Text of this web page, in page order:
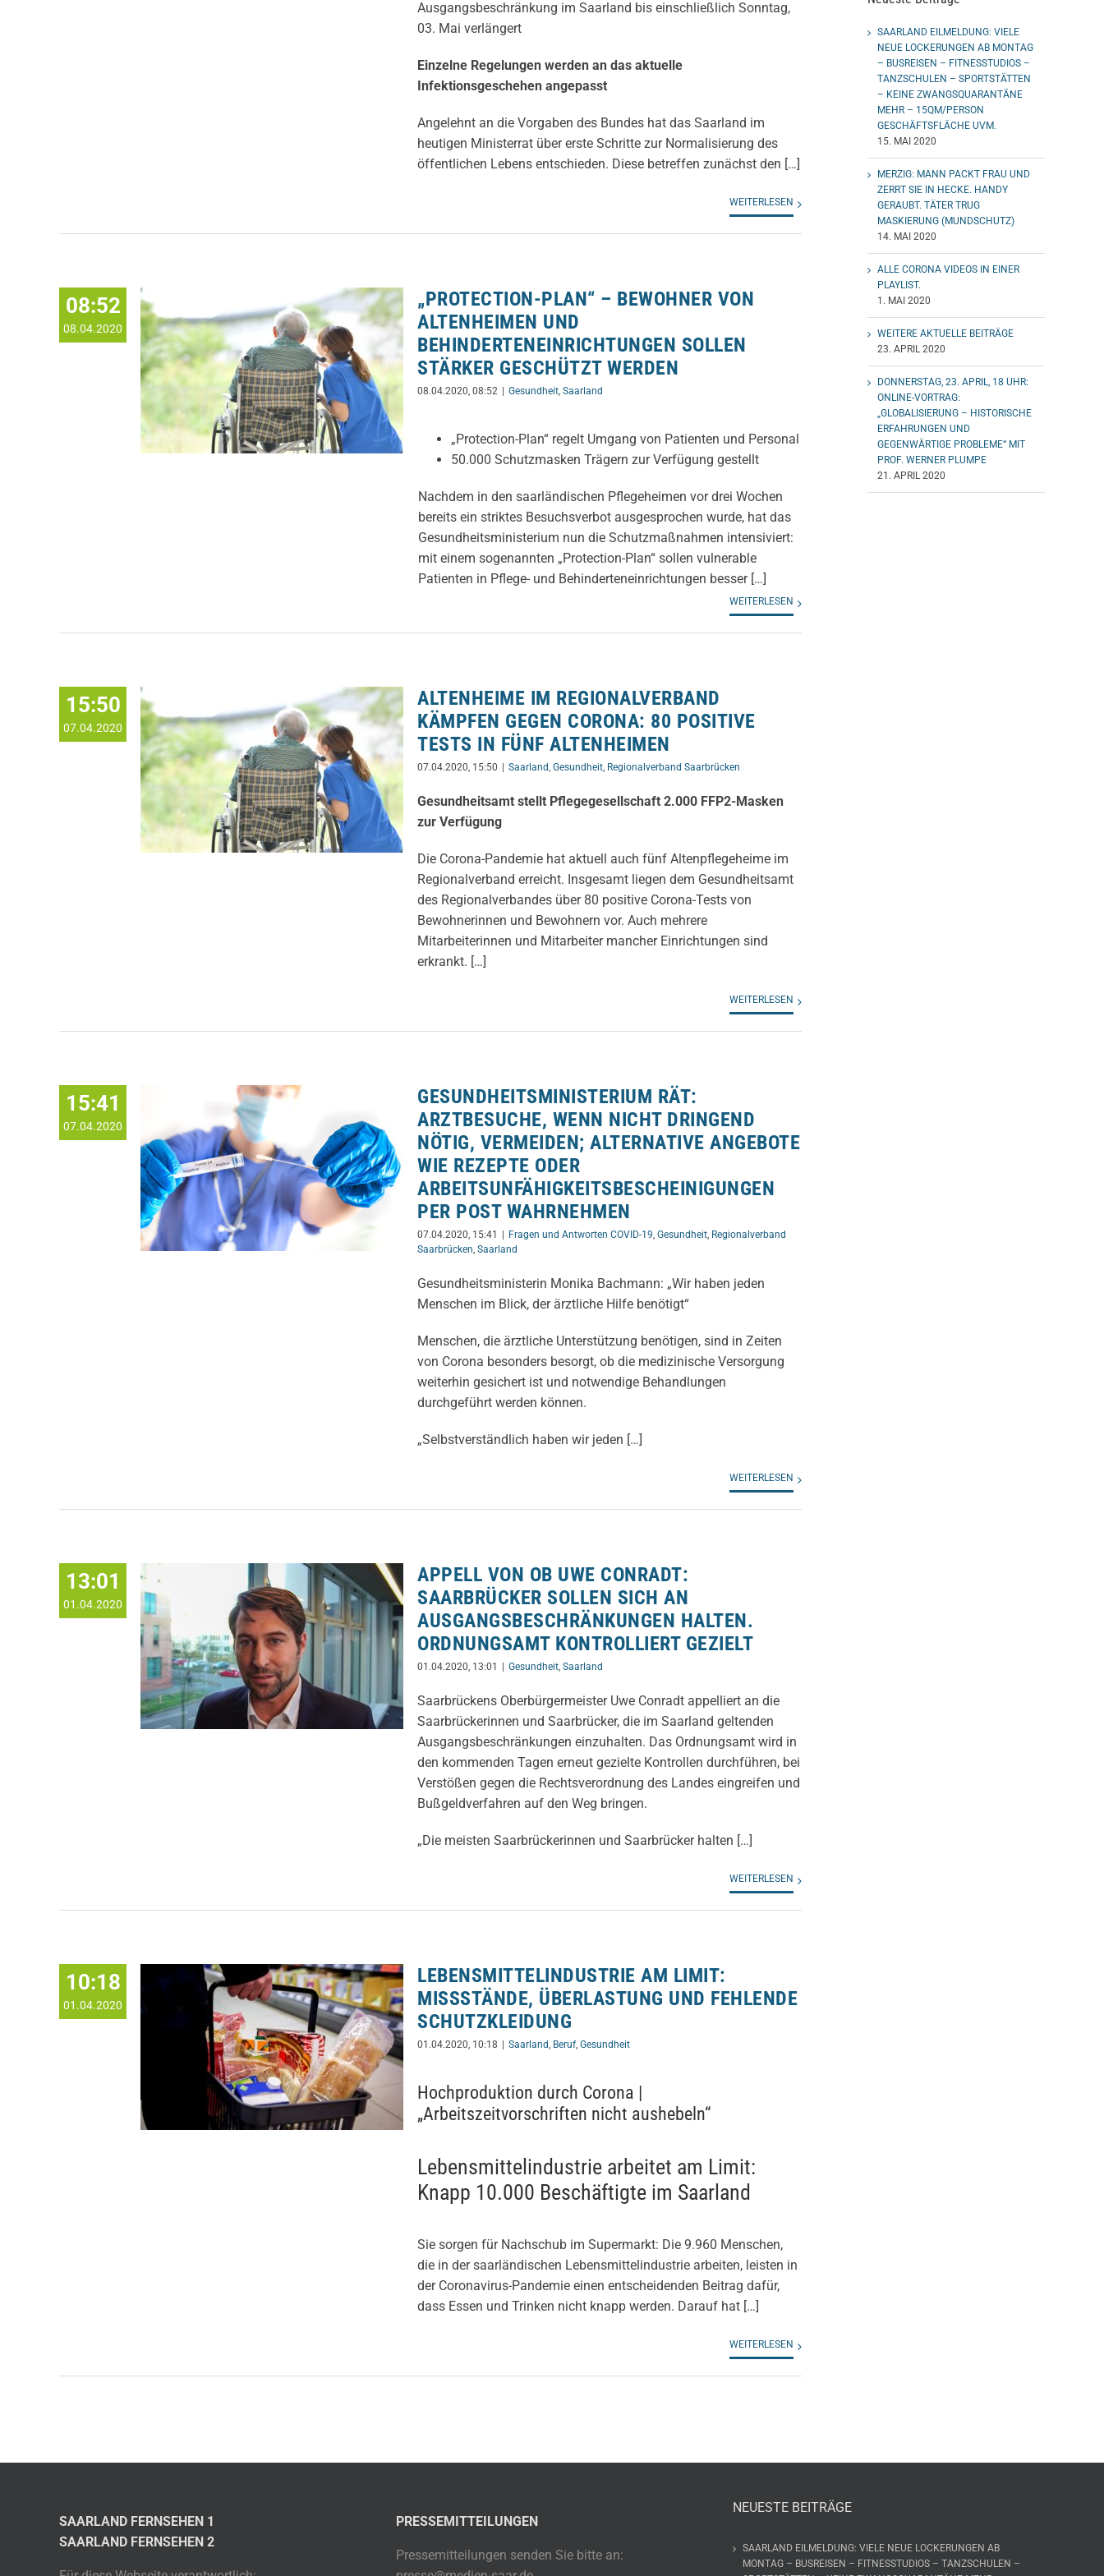
Ausgangsbeschränkung im Saarland bis einschließlich Sonntag,
03. Mai verlängert
Einzelne Regelungen werden an das aktuelle
Infektionsgeschehen angepasst
Angelehnt an die Vorgaben des Bundes hat das Saarland im
heutigen Ministerrat über erste Schritte zur Normalisierung des
öffentlichen Lebens entschieden. Diese betreffen zunächst den […]
WEITERLESEN
08:52
08.04.2020
„PROTECTION-PLAN“ – BEWOHNER VON
ALTENHEIMEN UND
BEHINDERTENEINRICHTUNGEN SOLLEN
STÄRKER GESCHÜTZT WERDEN
08.04.2020, 08:52 Gesundheit, Saarland
„Protection-Plan“ regelt Umgang von Patienten und Personal
50.000 Schutzmasken Trägern zur Verfügung gestellt
Nachdem in den saarländischen Pflegeheimen vor drei Wochen
bereits ein striktes Besuchsverbot ausgesprochen wurde, hat das
Gesundheitsministerium nun die Schutzmaßnahmen intensiviert:
mit einem sogenannten „Protection-Plan“ sollen vulnerable
Patienten in Pflege- und Behinderteneinrichtungen besser […]
WEITERLESEN
15:50
07.04.2020
ALTENHEIME IM REGIONALVERBAND
KÄMPFEN GEGEN CORONA: 80 POSITIVE
TESTS IN FÜNF ALTENHEIMEN
07.04.2020, 15:50 Saarland, Gesundheit, Regionalverband Saarbrücken
Gesundheitsamt stellt Pflegegesellschaft 2.000 FFP2-Masken
zur Verfügung
Die Corona-Pandemie hat aktuell auch fünf Altenpflegeheime im
Regionalverband erreicht. Insgesamt liegen dem Gesundheitsamt
des Regionalverbandes über 80 positive Corona-Tests von
Bewohnerinnen und Bewohnern vor. Auch mehrere
Mitarbeiterinnen und Mitarbeiter mancher Einrichtungen sind
erkrankt. […]
WEITERLESEN
15:41
07.04.2020
GESUNDHEITSMINISTERIUM RÄT:
ARZTBESUCHE, WENN NICHT DRINGEND
NÖTIG, VERMEIDEN; ALTERNATIVE ANGEBOTE
WIE REZEPTE ODER
ARBEITSUNFÄHIGKEITSBESCHEINIGUNGEN
PER POST WAHRNEHMEN
07.04.2020, 15:41 Fragen und Antworten COVID-19, Gesundheit, Regionalverband
Saarbrücken, Saarland
Gesundheitsministerin Monika Bachmann: „Wir haben jeden
Menschen im Blick, der ärztliche Hilfe benötigt“
Menschen, die ärztliche Unterstützung benötigen, sind in Zeiten
von Corona besonders besorgt, ob die medizinische Versorgung
weiterhin gesichert ist und notwendige Behandlungen
durchgeführt werden können.
„Selbstverständlich haben wir jeden […]
WEITERLESEN
13:01
01.04.2020
APPELL VON OB UWE CONRADT:
SAARBRÜCKER SOLLEN SICH AN
AUSGANGSBESCHRÄNKUNGEN HALTEN.
ORDNUNGSAMT KONTROLLIERT GEZIELT
01.04.2020, 13:01 Gesundheit, Saarland
Saarbrückens Oberbürgermeister Uwe Conradt appelliert an die
Saarbrückerinnen und Saarbrücker, die im Saarland geltenden
Ausgangsbeschränkungen einzuhalten. Das Ordnungsamt wird in
den kommenden Tagen erneut gezielte Kontrollen durchführen, bei
Verstößen gegen die Rechtsverordnung des Landes eingreifen und
Bußgeldverfahren auf den Weg bringen.
„Die meisten Saarbrückerinnen und Saarbrücker halten […]
WEITERLESEN
10:18
01.04.2020
LEBENSMITTELINDUSTRIE AM LIMIT:
MISSSTÄNDE, ÜBERLASTUNG UND FEHLENDE
SCHUTZKLEIDUNG
01.04.2020, 10:18 Saarland, Beruf, Gesundheit
Hochproduktion durch Corona |
„Arbeitszeitvorschriften nicht aushebeln“
Lebensmittelindustrie arbeitet am Limit:
Knapp 10.000 Beschäftigte im Saarland
Sie sorgen für Nachschub im Supermarkt: Die 9.960 Menschen,
die in der saarländischen Lebensmittelindustrie arbeiten, leisten in
der Coronavirus-Pandemie einen entscheidenden Beitrag dafür,
dass Essen und Trinken nicht knapp werden. Darauf hat […]
WEITERLESEN
SAARLAND EILMELDUNG: VIELE
NEUE LOCKERUNGEN AB MONTAG
– BUSREISEN – FITNESSTUDIOS –
TANZSCHULEN – SPORTSTÄTTEN
– KEINE ZWANGSQUARANTÄNE
MEHR – 15QM/PERSON
GESCHÄFTSFLÄCHE UVM.
15. MAI 2020
MERZIG: MANN PACKT FRAU UND
ZERRT SIE IN HECKE. HANDY
GERAUBT. TÄTER TRUG
MASKIERUNG (MUNDSCHUTZ)
14. MAI 2020
ALLE CORONA VIDEOS IN EINER
PLAYLIST.
1. MAI 2020
WEITERE AKTUELLE BEITRÄGE
23. APRIL 2020
DONNERSTAG, 23. APRIL, 18 UHR:
ONLINE-VORTRAG:
„GLOBALISIERUNG – HISTORISCHE
ERFAHRUNGEN UND
GEGENWÄRTIGE PROBLEME“ MIT
PROF. WERNER PLUMPE
21. APRIL 2020
SAARLAND FERNSEHEN 1
SAARLAND FERNSEHEN 2
PRESSEMITTEILUNGEN
Pressemitteilungen senden Sie bitte an:
NEUESTE BEITRÄGE
SAARLAND EILMELDUNG: VIELE NEUE LOCKERUNGEN AB
MONTAG – BUSREISEN – FITNESSTUDIOS – TANZSCHULEN –